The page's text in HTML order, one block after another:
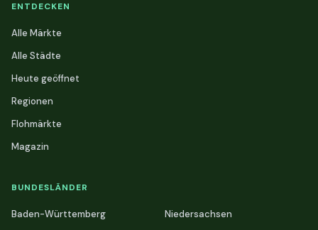
ENTDECKEN
Alle Märkte
Alle Städte
Heute geöffnet
Regionen
Flohmärkte
Magazin
BUNDESLÄNDER
Baden-Württemberg
Niedersachsen